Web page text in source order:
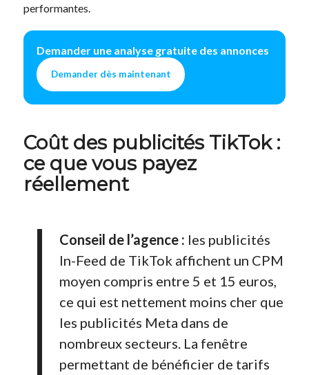
performantes.
Demander une analyse gratuite des annonces
Demander dès maintenant
Coût des publicités TikTok :
ce que vous payez
réellement
Conseil de l’agence : les publicités
In-Feed de TikTok affichent un CPM
moyen compris entre 5 et 15 euros,
ce qui est nettement moins cher que
les publicités Meta dans de
nombreux secteurs. La fenêtre
permettant de bénéficier de tarifs